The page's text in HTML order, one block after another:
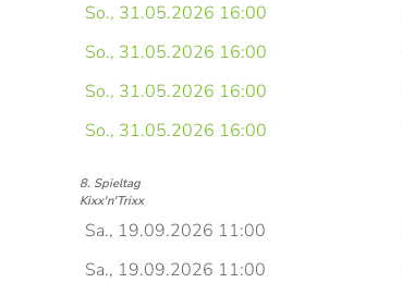
So., 31.05.2026 16:00
So., 31.05.2026 16:00
So., 31.05.2026 16:00
So., 31.05.2026 16:00
8. Spieltag
Kixx'n'Trixx
Sa., 19.09.2026 11:00
Sa., 19.09.2026 11:00